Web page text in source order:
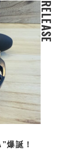
RELEASE
爆誕！